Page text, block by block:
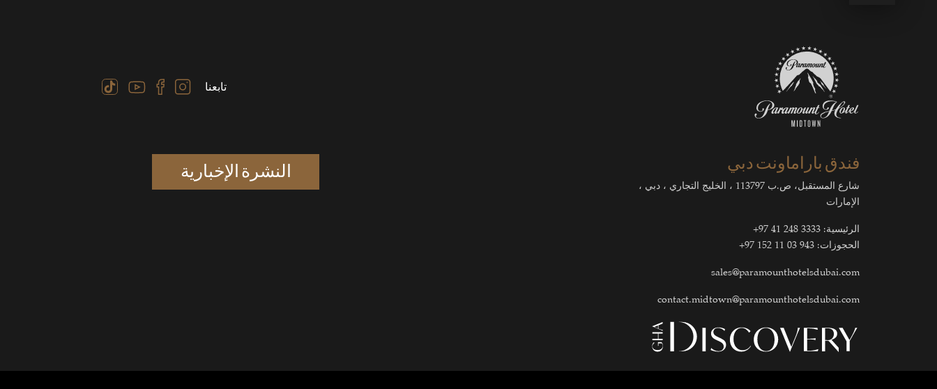
تابعنا
فندق باراماونت دبي
شارع المستقبل، ص.ب 113797 ، الخليج التجاري ، دبي ،
الإمارات
الرئيسية: 3333 248 41 97+
الحجوزات: 943 03 11 152 97+
sales@paramounthotelsdubai.com
contact.midtown@paramounthotelsdubai.com
النشرة الإخبارية